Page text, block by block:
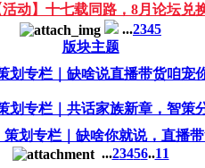
活动】十七载同路，8月论坛兑
...2345
版块主题
划专栏｜缺啥说直播带货咱宠
划专栏｜共话家族新章，智策
策划专栏｜缺啥你就说，直播
...23456..11